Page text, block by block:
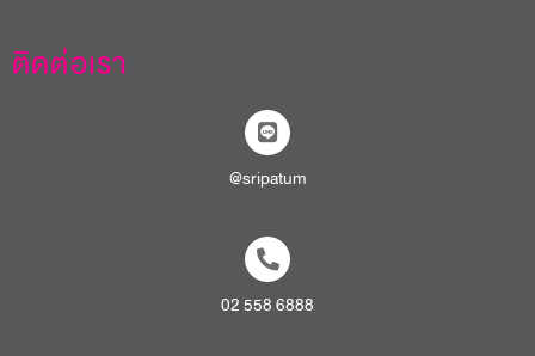
ติดต่อเรา
@sripatum
02 558 6888